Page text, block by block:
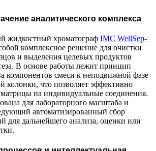
аналитического комплекса
жидкостный хроматограф IMC WellSep-
комплексное решение для очистки
и выделения целевых продуктов
В основе работы лежит принцип
компонентов смеси к неподвижной фазе
колонки, что позволяет эффективно
на индивидуальные соединения.
для лабораторного масштаба и
автоматизированный сбор
для дальнейшего анализа, оценки или